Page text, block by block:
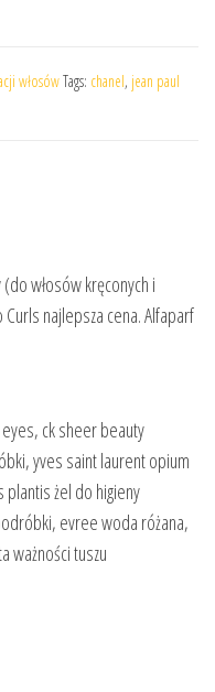
włosówTags: chanel, jean paul
włosów kręconych i
najlepsza cena. Alfaparf
ck sheer beauty
yves saint laurent opium
żel do higieny
evree woda różana,
ważności tuszu